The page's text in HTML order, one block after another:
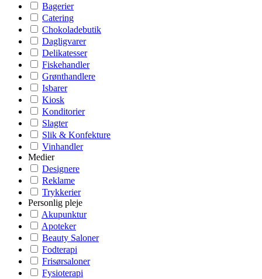
Bagerier
Catering
Chokoladebutik
Dagligvarer
Delikatesser
Fiskehandler
Grønthandlere
Isbarer
Kiosk
Konditorier
Slagter
Slik & Konfekture
Vinhandler
Medier
Designere
Reklame
Trykkerier
Personlig pleje
Akupunktur
Apoteker
Beauty Saloner
Fodterapi
Frisørsaloner
Fysioterapi